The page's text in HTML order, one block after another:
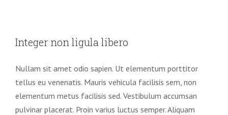
Creative Design Featured
Integer non ligula libero
Nullam sit amet odio sapien. Ut elementum porttitor
tellus eu venenatis. Mauris vehicula facilisis sem, non
elementum metus facilisis sed. Vestibulum accumsan
pulvinar placerat. Proin varius luctus semper. Aliquam